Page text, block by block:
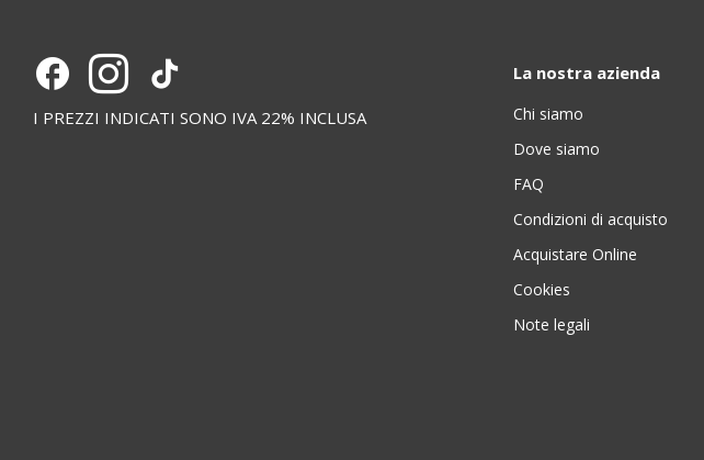
I PREZZI INDICATI SONO IVA 22% INCLUSA
La nostra azienda
Chi siamo
Dove siamo
FAQ
Condizioni di acquisto
Acquistare Online
Cookies
Note legali